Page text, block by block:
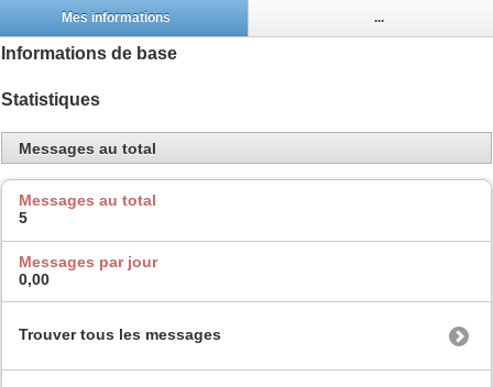
Mes informations ...
Informations de base
Statistiques
Messages au total
Messages au total
5
Messages par jour
0,00
Trouver tous les messages